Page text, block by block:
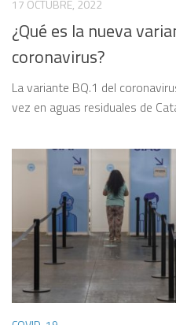
17 OCTUBRE, 2022
¿Qué es la nueva
coronavirus?
La variante BQ.1 del
vez en aguas residuales de